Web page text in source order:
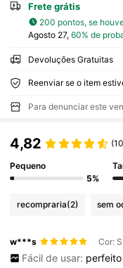
Frete grátis
200 pontos, se
Agosto 27, 60% de
Devoluções Gratuitas
Para denunciar este
4,82
Pequeno
5%
recompraria(2) sem
w***s
Fácil de usar: perfeito